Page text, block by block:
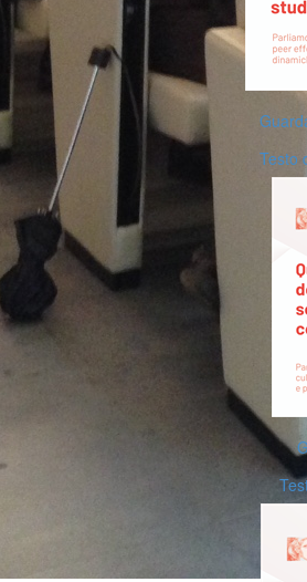
Testo